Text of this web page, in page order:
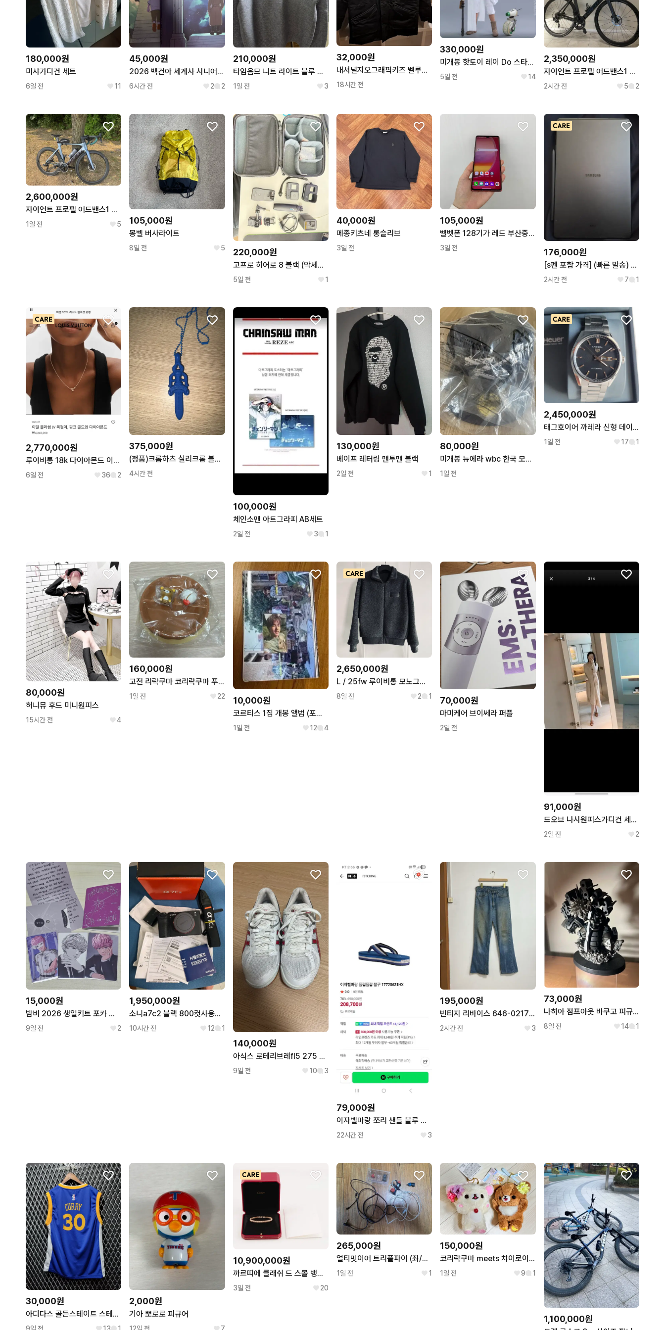
180,000원
미샤가디건 세트
6일 전 11
45,000원
2026 백건아 세계사 시니어 n제 판매
6시간 전 2 2
210,000원
타임옴므 니트 라이트 블루 추천
1일 전 3
32,000원
내셔널지오그래픽키즈 벨루가 덕다운패딩 160
18시간 전
330,000원
미개봉 핫토이 레이 Do 스타워즈 mms559
5일 전 14
2,350,000원
자이언트 프로펠 어드밴스1 21년식 판/대 (써론선호)
2시간 전 5 2
2,600,000원
자이언트 프로펠 어드밴스1 스램라이벌 m사이즈
1일 전 5 105,000원
몽벨 버사라이트
8일 전 5 220,000원
고프로 히어로 8 블랙 (악세사리 포함)
5일 전 1
40,000원
메종키츠네 롱슬리브
3일 전
105,000원
벨벳폰 128기가 레드 부산중고폰 02134김해 양산 수원 인천
3일 전 176,000원
[s펜 포함 가격] (빠른 발송) 삼성 갤럭시 갤럭시탭 갤탭 s6 lite S6 라이트 64gb 64기가 S펜
2시간 전 7 1
2,770,000원
루이비통 18k 다이아몬드 이딜 블라썸 목걸이
6일 전 36 2
375,000원
(정품)크롬하츠 실리크롬 블루대거 목걸이
4시간 전
100,000원
체인소맨 아트그라피 AB세트
2일 전 3 1
130,000원
베이프 레터링 맨투맨 블랙
2일 전 1
80,000원
미개봉 뉴에라 wbc 한국 모자 7 3/8 58.7
1일 전
2,450,000원
태그호이어 까레라 신형 데이데이트 41mm 블랙 로즈골드
1일 전 17 1
80,000원
허니뮤 후드 미니원피스
15시간 전 4
160,000원
고전 리락쿠마 코리락쿠마 푸딩 런치 플레이트 그릇 접시
1일 전 22 10,000원
코르티스 1집 개봉 앨범 (포토카드 포함)
1일 전 12 4
2,650,000원
L / 25fw 루이비통 모노그램 레더패치 후리스 자켓
8일 전 2 1 70,000원
마미케어 브이쎄라 퍼플
2일 전
91,000원
드오브 나시원피스가디건 세트 핑크
2일 전 2
15,000원
밤비 2026 생일키트 포카 외 플레이브 bamby plave
9일 전 2
1,950,000원
소니a7c2 블랙 800컷사용한 신동급 판매합니다
10시간 전 12 1
140,000원
아식스 로테리브레fl5 275 체대입시화
9일 전 10 3
79,000원
이자벨마랑 쪼리 샌들 블루 새제품
22시간 전 3
195,000원
빈티지 리바이스 646-0217 벨바텀 데님팬츠
2시간 전 3
73,000원
나히아 점프아웃 바쿠고 피규어
8일 전 14 1
30,000원
아디다스 골든스테이트 스테판커리 스윙맨져지
2,000원
기아 뽀로로 피규어
10,900,000원
까르띠에 클래쉬 드 스몰 뱅글팔찌 18호 핑크골드
3일 전 20
265,000원
얼티밋이어 트리플파이 (좌/우/예비 R유닛 + 커스텀/기본 케이블)
1일 전 1
150,000원
코리락쿠마 meets 챠이로이코구마 2018 마루이 팝업 한정 가오가오 누이 세트
1일 전 9 1
1,100,000원